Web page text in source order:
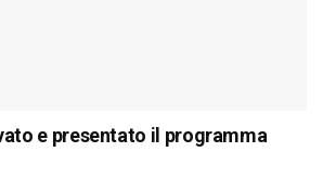
e presentato il programma